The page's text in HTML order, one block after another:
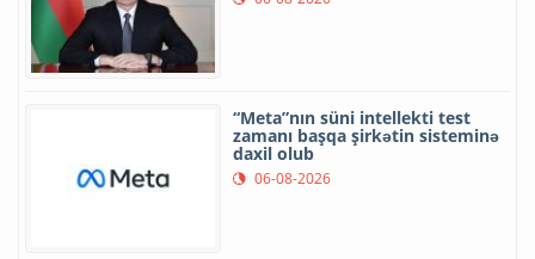
“Meta”nın süni intellekti test
zamanı başqa şirkətin sisteminə
daxil olub
06-08-2026